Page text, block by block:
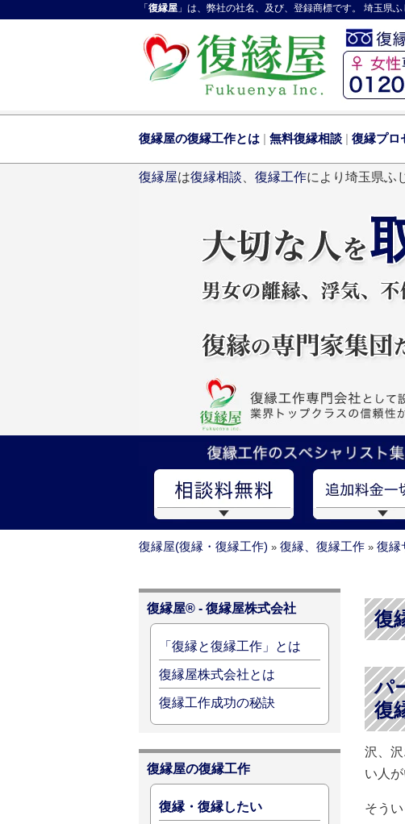
「 復縁屋 」は、弊社の社名、及び、登録商標です。 埼玉県
復縁屋の復縁工作とは | 無料復縁相談 | 復縁プロ
復縁屋は復縁相談 復縁工作により埼玉県ふ
復縁屋(復縁・復縁工作) » 復縁、復縁工作 » 復縁
復
パ
復
沢、
い人が
そう
復縁屋® - 復縁屋株式会社
「復縁と復縁工作」とは
復縁屋株式会社とは
復縁工作成功の秘訣
復縁屋の復縁工作
復縁・復縁したい